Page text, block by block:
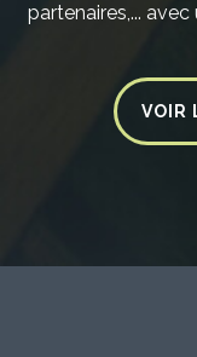
partenaires,...
VOIR